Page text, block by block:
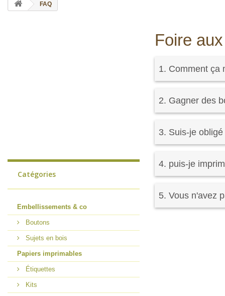
FAQ
Catégories
Embellissements & co
Boutons
Sujets en bois
Papiers imprimables
Étiquettes
Kits
Foire
1. Comment ça
2. Gagner des
3. Suis-je
4. puis-je
5. Vous n'avez